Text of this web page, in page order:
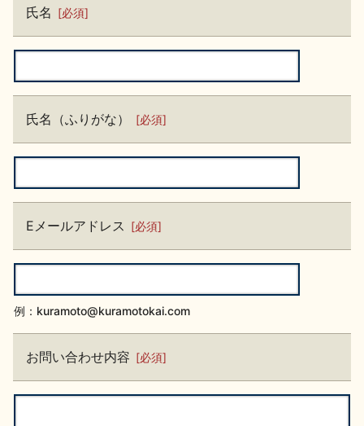
日本酒の楽しみ方特集
氏名 必須
氏名（ふりがな） 必須
Eメールアドレス 必須
例：kuramoto@kuramotokai.com
お問い合わせ内容 必須